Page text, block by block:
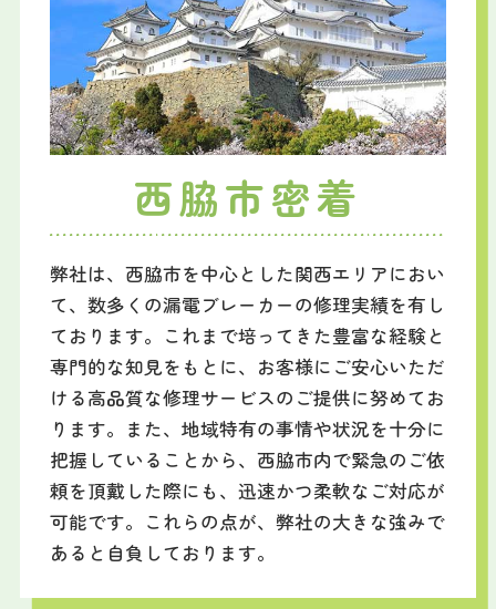
西脇市密着
弊社は、西脇市を中心とした関西エリアにおい
て、数多くの漏電ブレーカーの修理実績を有し
ております。これまで培ってきた豊富な経験と
専門的な知見をもとに、お客様にご安心いただ
ける高品質な修理サービスのご提供に努めてお
ります。また、地域特有の事情や状況を十分に
把握していることから、西脇市内で緊急のご依
頼を頂戴した際にも、迅速かつ柔軟なご対応が
可能です。これらの点が、弊社の大きな強みで
あると自負しております。